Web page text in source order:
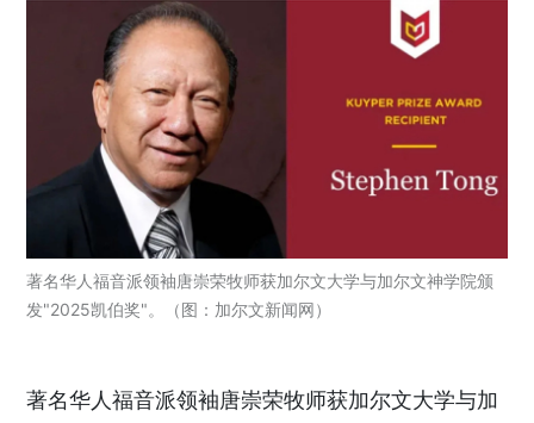
著名华人福音派领袖唐崇荣牧师获加尔文大学与加尔文神学院颁
发"2025凯伯奖"。（图：加尔文新闻网）
著名华人福音派领袖唐崇荣牧师获加尔文大学与加